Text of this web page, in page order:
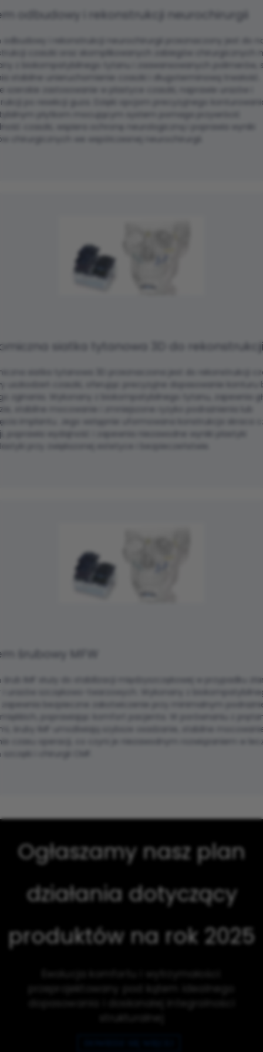
odbudowy i rekonstrukcji neurochirurgii
odbudowy i rekonstrukcji neurochirurgii przeznaczony jest do
czaszki oraz skomplikowanych zabiegów chirurgicznych
z biokompatybilnego tytanu i zaawansowanych polimerów,
stabilne unieruchomienie czaszki i długoterminową trwałość.
szerokie zastosowanie w plastyce czaszki, naprawie urazów i
po resekcji guza. Dzięki opcjom precyzyjnego
płytkom mocującym system pomaga przywrócić
czaszki, wspiera ochronę neurologiczną i poprawia wyniki
chirurgicznych we współczesnej neurochirurgii.
siatka tytanowa 3D do rekonstrukcji
siatka tytanowa 3D przeznaczona jest do rekonstrukcji
uszkodzeń czaszki, oferując precyzyjne dopasowanie konturu
zginania. Wykonany z biokompatybilnego tytanu, zapewnia
stabilne mocowanie i zmniejszone ryzyko podrażnienia lub
implantu. Jego wstępnie uformowana konstrukcja skraca
poprawia wydajność i zapewnia niezawodne wyniki plastyki
przy zwiększonej estetyce i bezpieczeństwie.
śrubowy MFW
IMF służy do stabilizacji międzyszczękowej w przypadku
i urazów szczękowo-twarzowych. Wykonany z
bezpieczne zakotwiczenie przy minimalnym
poprawiając komfort pacjenta. W porównaniu z
śruby IMF umożliwiają szybsze osadzanie, stabilne
czasu operacji, co czyni je niezawodnym rozwiązaniem w
i chirurgii CMF.
Ogłaszamy nasz plan
działania dotyczący
produktów na rok 2025